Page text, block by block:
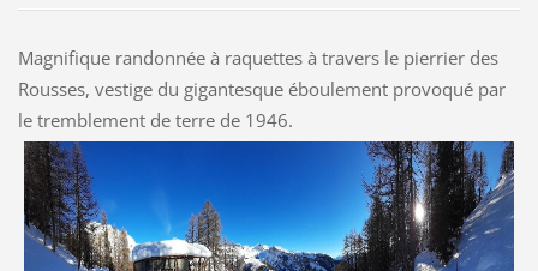
Magnifique randonnée à raquettes à travers le pierrier des
Rousses, vestige du gigantesque éboulement provoqué par
le tremblement de terre de 1946.